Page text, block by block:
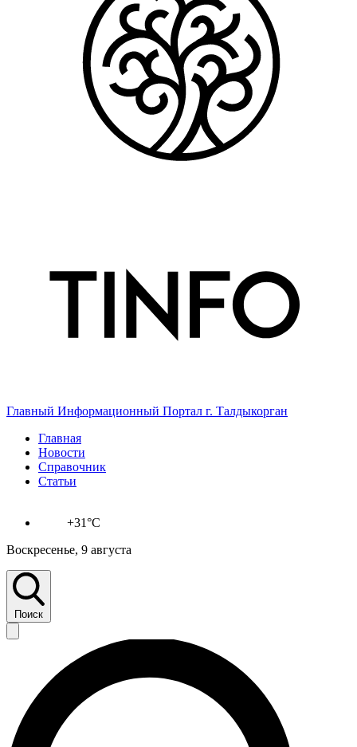
Главный Информационный Портал г. Талдыкорган
Главная
Новости
Справочник
Статьи
+31°C
Воскресенье, 9 августа
Поиск